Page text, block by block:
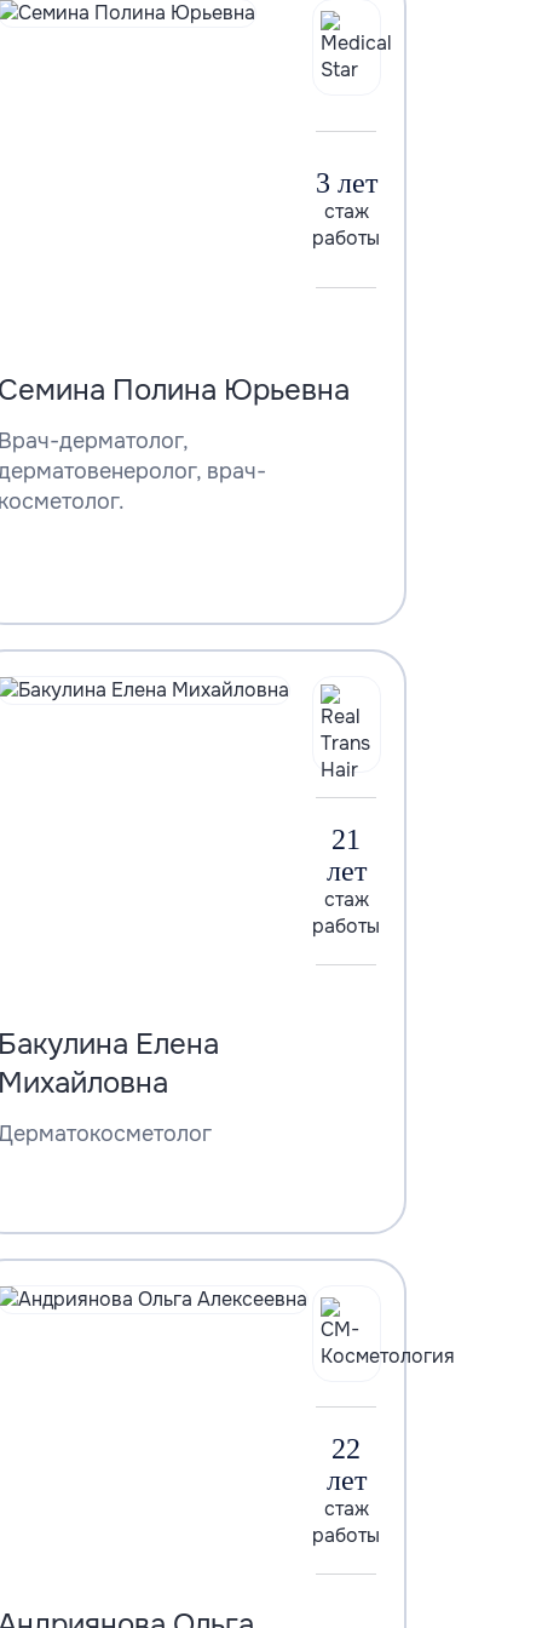
3 лет
стаж
работы
Полина Юрьевна
дерматолог,
врач-
21
лет
стаж
работы
Елена
22
лет
стаж
работы